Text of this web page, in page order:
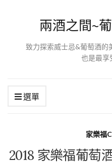
兩酒之間~
致力探索威士忌&葡萄酒的
也是最享
選單
家樂福
2018 家樂福葡萄